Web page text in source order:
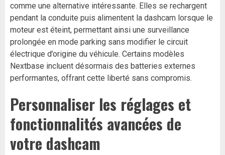
comme une alternative intéressante. Elles se rechargent
pendant la conduite puis alimentent la dashcam lorsque le
moteur est éteint, permettant ainsi une surveillance
prolongée en mode parking sans modifier le circuit
électrique d’origine du véhicule. Certains modèles
Nextbase incluent désormais des batteries externes
performantes, offrant cette liberté sans compromis.
Personnaliser les réglages et
fonctionnalités avancées de
votre dashcam